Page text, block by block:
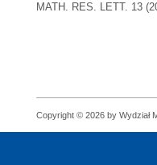
MATH. RES. LETT. 13
Copyright © 2026 by Wydział